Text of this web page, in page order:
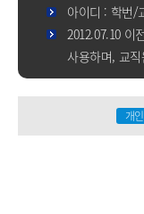
아이디 : 학번/
2012.07.10 이
사용하며, 교
개